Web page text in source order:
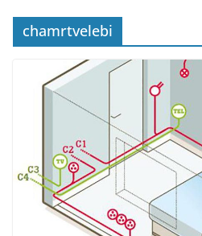
chamrtvelebi